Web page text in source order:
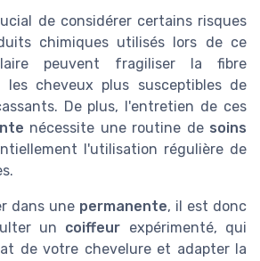
de considérer certains risques
chimiques utilisés lors de ce
peuvent fragiliser la fibre
les cheveux plus susceptibles de
De plus, l'entretien de ces
nécessite une routine de soins
l'utilisation régulière de
dans une permanente, il est donc
un coiffeur expérimenté, qui
de votre chevelure et adapter la